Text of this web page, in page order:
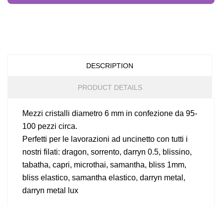
DESCRIPTION
PRODUCT DETAILS
Mezzi cristalli diametro 6 mm in confezione da 95-
100 pezzi circa.
Perfetti per le lavorazioni ad uncinetto con tutti i
nostri filati: dragon, sorrento, darryn 0.5, blissino,
tabatha, capri, microthai, samantha, bliss 1mm,
bliss elastico, samantha elastico, darryn metal,
darryn metal lux